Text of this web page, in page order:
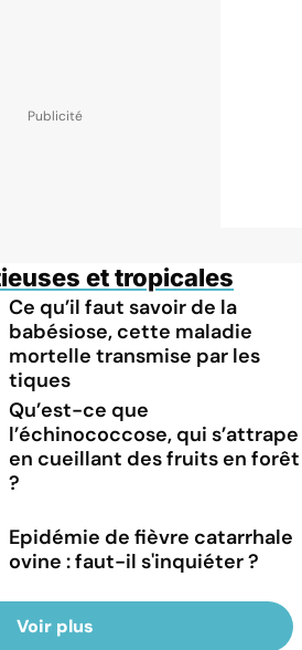
et tropicales
Ce qu’il faut savoir de la
babésiose, cette maladie
mortelle transmise par les
tiques
Qu’est-ce que
l’échinococcose, qui s’attrape
en cueillant des fruits en forêt
?
Epidémie de fièvre catarrhale
ovine : faut-il s'inquiéter ?
Voir plus